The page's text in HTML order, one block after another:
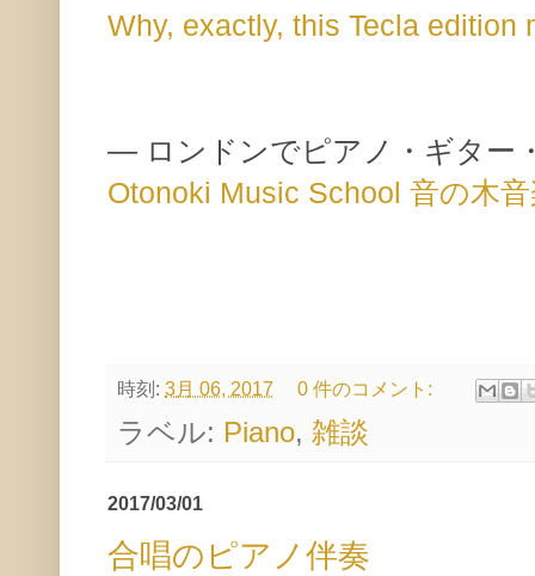
Why, exactly, this Tecla edition
— ロンドンでピアノ・ギター
Otonoki Music School 音の木
時刻: 3月 06, 2017 0 件のコメント:
ラベル: Piano, 雑談
2017/03/01
合唱のピアノ伴奏